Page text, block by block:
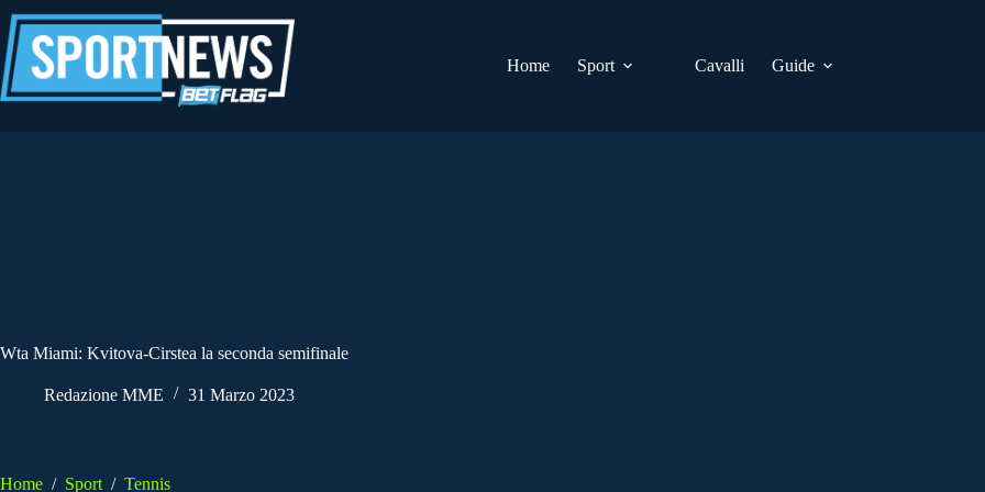
al
contenuto
Home
Sport Cavalli Guide
Wta Miami: Kvitova-Cirstea la seconda semifinale
Redazione MME 31 Marzo 2023
Home / Sport / Tennis